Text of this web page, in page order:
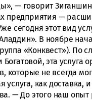
— говорит
предприятия —
сегодня этот вид
В ноябре
«Конквест»). По
эта
не всегда
услуга, как
— До этого наш опыт